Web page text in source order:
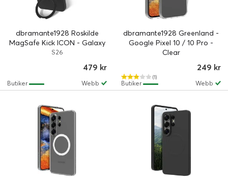
dbramante1928 Roskilde
MagSafe Kick ICON - Galaxy
S26 - Midnight
S26
479 kr
Webb
Butiker
dbramante1928 Greenland -
Google Pixel 10 / 10 Pro -
Clear
(1)
249 kr
Webb
Butiker